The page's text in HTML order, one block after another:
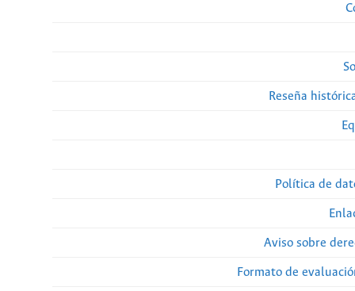
Reseña
Política de
Aviso sobre
Formato de